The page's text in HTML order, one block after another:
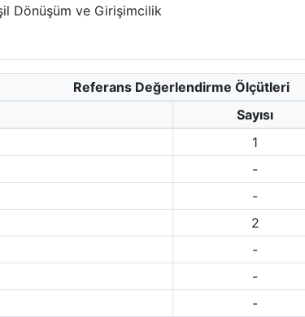
Dönüşüm ve Girişimcilik
Referans Değerlendirme Ölçütleri
Sayısı
1
-
-
2
-
-
-